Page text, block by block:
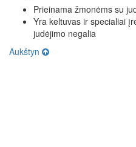
Prieinama žmonėms su
Yra keltuvas ir specialiai
judėjimo negalia
Aukštyn